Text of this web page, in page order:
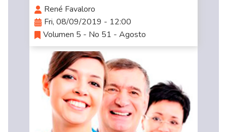
René Favaloro
Fri, 08/09/2019 - 12:00
Volumen 5 - No 51 - Agosto